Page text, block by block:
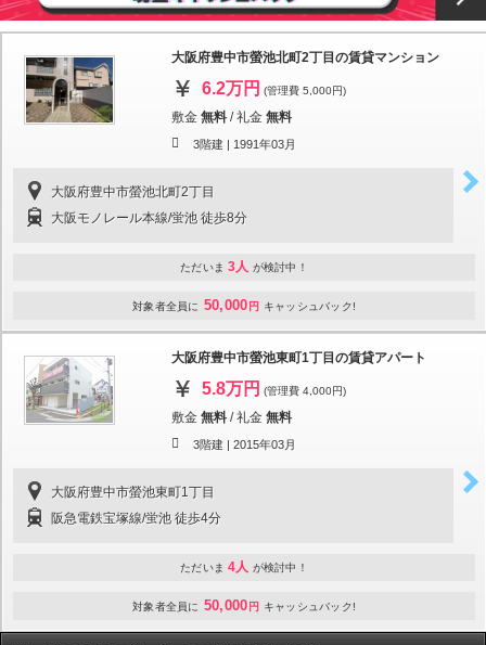
大阪府豊中市螢池北町2丁目の賃貸マンション
6.2万円 (管理費 5,000円)
敷金 無料 /礼金 無料
3階建 | 1991年03月
大阪府豊中市螢池北町2丁目
大阪モノレール本線/蛍池 徒歩8分
ただいま 3人 が検討中！
対象者全員に 50,000 円 キャッシュバック!
大阪府豊中市螢池東町1丁目の賃貸アパート
5.8万円 (管理費 4,000円)
敷金 無料 /礼金 無料
3階建 | 2015年03月
大阪府豊中市螢池東町1丁目
阪急電鉄宝塚線/蛍池 徒歩4分
ただいま 4人 が検討中！
対象者全員に 50,000 円 キャッシュバック!